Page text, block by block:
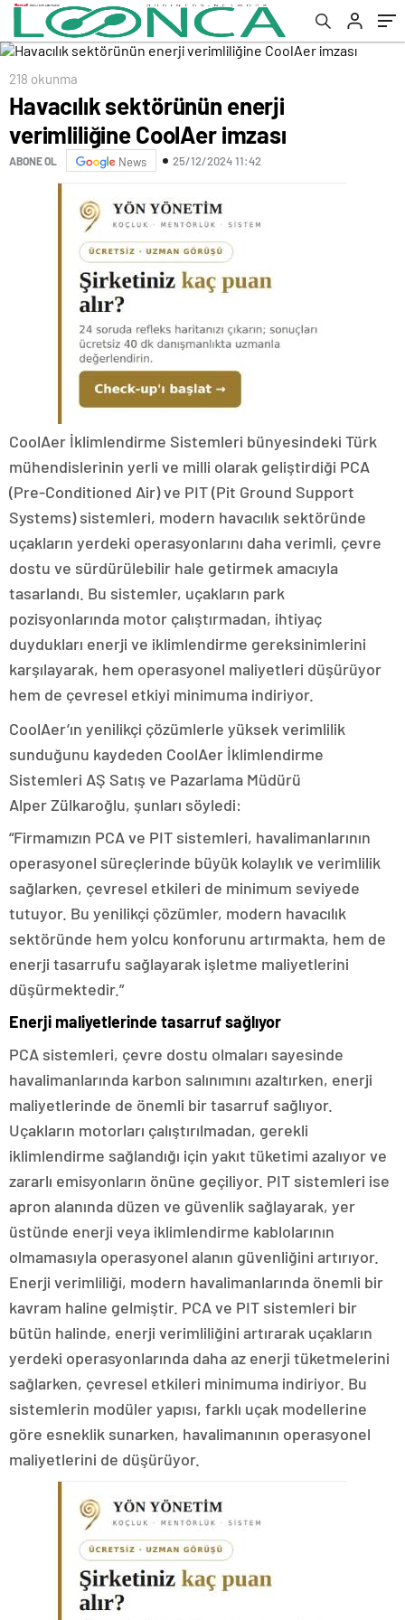
218 okunma
Havacılık sektörünün enerji
verimliliğine CoolAer imzası
ABONE OL News 25/12/2024 11:42
CoolAer İklimlendirme Sistemleri bünyesindeki Türk
mühendislerinin yerli ve milli olarak geliştirdiği PCA
(Pre-Conditioned Air) ve PIT (Pit Ground Support
Systems) sistemleri, modern havacılık sektöründe
uçakların yerdeki operasyonlarını daha verimli, çevre
dostu ve sürdürülebilir hale getirmek amacıyla
tasarlandı. Bu sistemler, uçakların park
pozisyonlarında motor çalıştırmadan, ihtiyaç
duydukları enerji ve iklimlendirme gereksinimlerini
karşılayarak, hem operasyonel maliyetleri düşürüyor
hem de çevresel etkiyi minimuma indiriyor.
CoolAer’ın yenilikçi çözümlerle yüksek verimlilik
sunduğunu kaydeden CoolAer İklimlendirme
Sistemleri AŞ Satış ve Pazarlama Müdürü
Alper Zülkaroğlu, şunları söyledi:
“Firmamızın PCA ve PIT sistemleri, havalimanlarının
operasyonel süreçlerinde büyük kolaylık ve verimlilik
sağlarken, çevresel etkileri de minimum seviyede
tutuyor. Bu yenilikçi çözümler, modern havacılık
sektöründe hem yolcu konforunu artırmakta, hem de
enerji tasarrufu sağlayarak işletme maliyetlerini
düşürmektedir.”
Enerji maliyetlerinde tasarruf sağlıyor
PCA sistemleri, çevre dostu olmaları sayesinde
havalimanlarında karbon salınımını azaltırken, enerji
maliyetlerinde de önemli bir tasarruf sağlıyor.
Uçakların motorları çalıştırılmadan, gerekli
iklimlendirme sağlandığı için yakıt tüketimi azalıyor ve
zararlı emisyonların önüne geçiliyor. PIT sistemleri ise
apron alanında düzen ve güvenlik sağlayarak, yer
üstünde enerji veya iklimlendirme kablolarının
olmamasıyla operasyonel alanın güvenliğini artırıyor.
Enerji verimliliği, modern havalimanlarında önemli bir
kavram haline gelmiştir. PCA ve PIT sistemleri bir
bütün halinde, enerji verimliliğini artırarak uçakların
yerdeki operasyonlarında daha az enerji tüketmelerini
sağlarken, çevresel etkileri minimuma indiriyor. Bu
sistemlerin modüler yapısı, farklı uçak modellerine
göre esneklik sunarken, havalimanının operasyonel
maliyetlerini de düşürüyor.